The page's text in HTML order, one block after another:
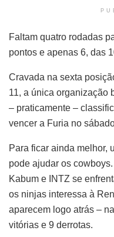
Faltam quatro rodadas
pontos e apenas 6, das
Cravada na sexta
11, a única organização
– praticamente –
vencer a Furia no
Para ficar ainda melhor,
pode ajudar os
Kabum e INTZ se
os ninjas interessa à
aparecem logo atrás –
vitórias e 9 derrotas.